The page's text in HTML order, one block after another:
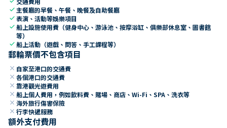
check 主餐廳的早餐、午餐、晚餐及自助餐廳
check表演、活動等娛樂項目
check船上設施使用費（健身中心、游泳池、按摩浴缸、俱樂部休息室、圖書館
等）
check船上活動（遊戲、問答、手工課程等）
郵輪票價不包含項目
close 自家至港口的交通費
close 各個港口的交通費
close 靠港觀光遊費用
close 船上個人費用，例如飲料費、賭場、商店、Wi-Fi、SPA、洗衣等
close 海外旅行傷害保險
close 行李快遞服務
額外支付費用